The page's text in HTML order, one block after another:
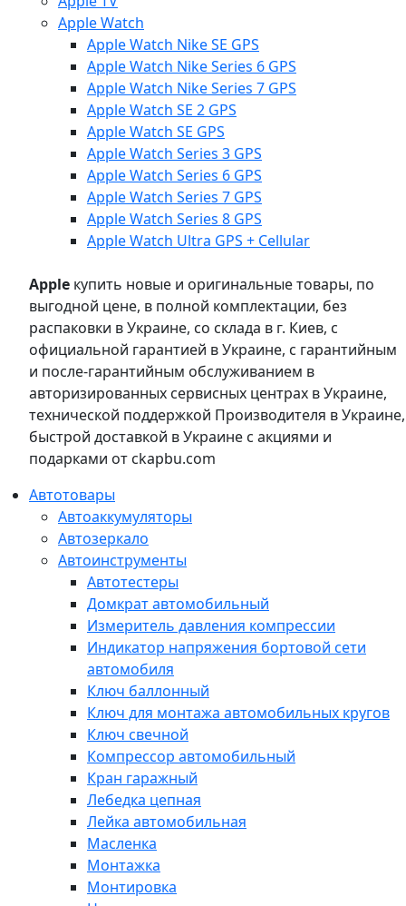
Apple Watch
Apple Watch Nike SE GPS
Apple Watch Nike Series 6 GPS
Apple Watch Nike Series 7 GPS
Apple Watch SE 2 GPS
Apple Watch SE GPS
Apple Watch Series 3 GPS
Apple Watch Series 6 GPS
Apple Watch Series 7 GPS
Apple Watch Series 8 GPS
Apple Watch Ultra GPS + Cellular
Apple купить новые и оригинальные товары, по
выгодной цене, в полной комплектации, без
распаковки в Украине, со склада в г. Киев, с
официальной гарантией в Украине, с гарантийным
и после-гарантийным обслуживанием в
авторизированных сервисных центрах в Украине,
технической поддержкой Производителя в Украине,
быстрой доставкой в Украине с акциями и
подарками от ckapbu.com
Автотовары
Автоаккумуляторы
Автозеркало
Автоинструменты
Автотестеры
Домкрат автомобильный
Измеритель давления компрессии
Индикатор напряжения бортовой сети
автомобиля
Ключ баллонный
Ключ для монтажа автомобильных кругов
Ключ свечной
Компрессор автомобильный
Кран гаражный
Лебедка цепная
Лейка автомобильная
Масленка
Монтажка
Монтировка